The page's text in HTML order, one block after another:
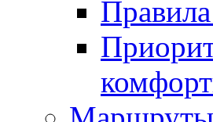
Правила